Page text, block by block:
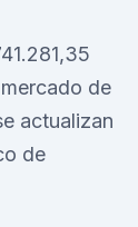
de
actualizan
de